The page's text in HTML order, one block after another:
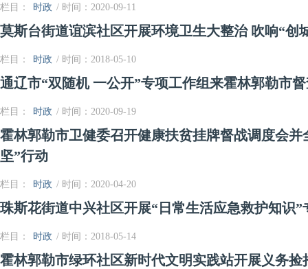
栏目： 时政 / 时间：2020-09-11
莫斯台街道谊滨社区开展环境卫生大整治 吹响“创
栏目： 时政 / 时间：2018-05-10
通辽市“双随机 一公开”专项工作组来霍林郭勒市
栏目： 时政 / 时间：2020-09-19
霍林郭勒市卫健委召开健康扶贫挂牌督战调度会
坚”行动
栏目： 时政 / 时间：2020-04-20
珠斯花街道中兴社区开展“日常生活应急救护知识”
栏目： 时政 / 时间：2018-05-14
霍林郭勒市绿环社区新时代文明实践站开展义务捡